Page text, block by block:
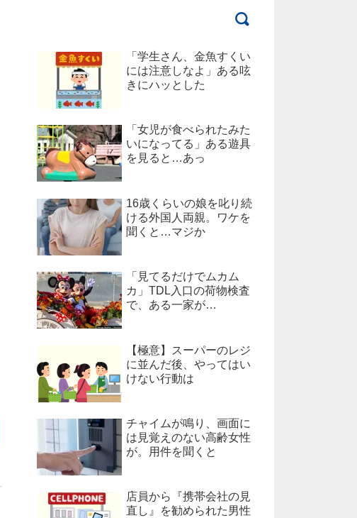
「学生さん、金魚すくい
には注意しなよ」ある呟
きにハッとした
「女児が食べられたみた
いになってる」ある遊具
を見ると…あっ
16歳くらいの娘を叱り続
ける外国人両親。ワケを
聞くと…マジか
「見てるだけでムカム
カ」TDL入口の荷物検査
で、ある一家が…
【極意】スーパーのレジ
に並んだ後、やってはい
けない行動は
チャイムが鳴り、画面に
は見覚えのない高齢女性
が。用件を聞くと
店員から『携帯会社の見
直し』を勧められた男性